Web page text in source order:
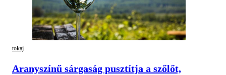
tokaj
Aranyszínű sárgaság pusztítja a szőlőt,